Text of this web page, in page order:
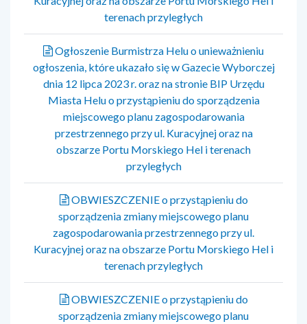
terenach przyległych
Ogłoszenie Burmistrza Helu o unieważnieniu
ogłoszenia, które ukazało się w Gazecie Wyborczej
dnia 12 lipca 2023 r. oraz na stronie BIP Urzędu
Miasta Helu o przystąpieniu do sporządzenia
miejscowego planu zagospodarowania
przestrzennego przy ul. Kuracyjnej oraz na
obszarze Portu Morskiego Hel i terenach
przyległych
OBWIESZCZENIE o przystąpieniu do
sporządzenia zmiany miejscowego planu
zagospodarowania przestrzennego przy ul.
Kuracyjnej oraz na obszarze Portu Morskiego Hel i
terenach przyległych
OBWIESZCZENIE o przystąpieniu do
sporządzenia zmiany miejscowego planu